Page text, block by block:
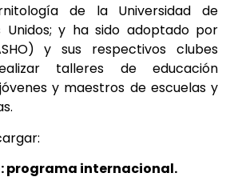
de la Universidad de
Unidos; y ha sido adoptado por
y sus respectivos clubes
talleres de educación
y maestros de escuelas y
programa internacional.